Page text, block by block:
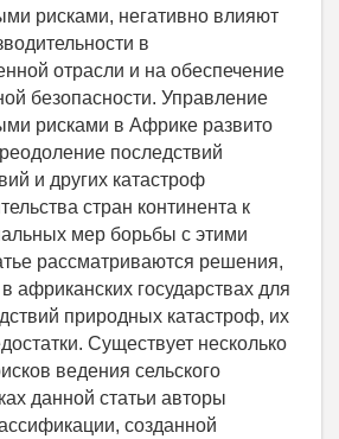
рисками, негативно влияют
в
отрасли и на обеспечение
безопасности. Управление
рисками в Африке развито
последствий
и других катастроф
стран континента к
мер борьбы с этими
рассматриваются решения,
африканских государствах для
природных катастроф, их
Существует несколько
ведения сельского
данной статьи авторы
созданной